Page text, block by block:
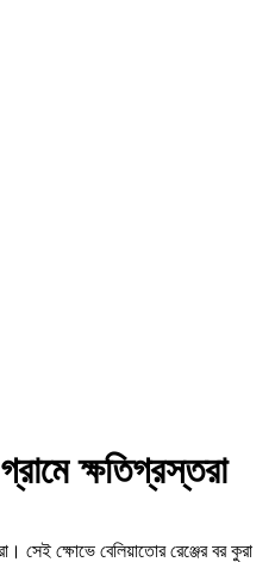
ক্ষতিগ্রস্তরা
সেই ক্ষোভে বেলিয়াতোর রেঞ্জের বর কুরা